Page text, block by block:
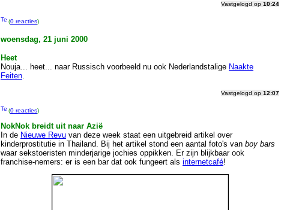
Vastgelogd op 10:24
(0 reacties)
woensdag, 21 juni 2000
Heet
Nouja... heet... naar Russisch voorbeeld nu ook Nederlandstalige Naakte
Feiten.
Vastgelogd op 12:07
(0 reacties)
NokNok breidt uit naar Azië
In de Nieuwe Revu van deze week staat een uitgebreid artikel over
kinderprostitutie in Thailand. Bij het artikel stond een aantal foto's van boy bars
waar sekstoeristen minderjarige jochies oppikken. Er zijn blijkbaar ook
franchise-nemers: er is een bar dat ook fungeert als internetcafé!